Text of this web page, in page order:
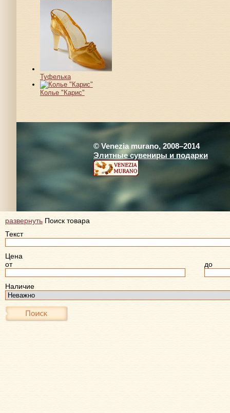
Туфелька
Колье "Карис"
© Venezia murano, 2008–2014
Элитные сувениры и подарки
развернуть Поиск товара
Текст
Цена
от
до
Наличие